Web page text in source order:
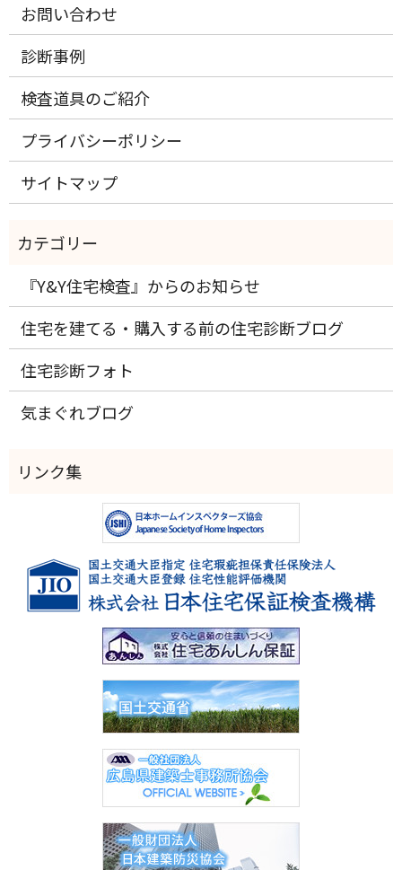
お問い合わせ
診断事例
検査道具のご紹介
プライバシーポリシー
サイトマップ
『Y&Y住宅検査』からのお知らせ
住宅を建てる・購入する前の住宅診断ブログ
住宅診断フォト
気まぐれブログ